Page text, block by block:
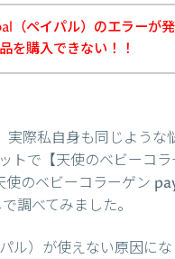
（ペイパル）のエラーが
を購入できない！！
際私自身も同じような
トで【天使のベビーコ
のベビーコラーゲン
調べてみました。
ル）が使えない原因に